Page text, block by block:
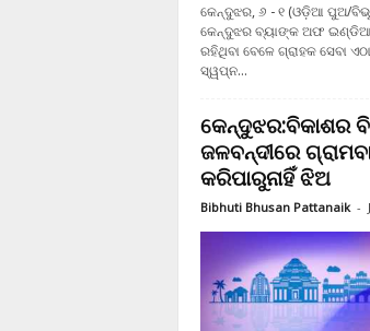
କେନ୍ଦୁଝର, ୬ - ୧ (ଓଡ଼ିଆ ପୁଅ/
କେନ୍ଦୁଝର ବ୍ୟାଙ୍କ ଅଫ
ରହିଥିବା ବେଳେ ଗ୍ରାହକ ସେବା
ସ୍ୱପ୍ନ...
କେନ୍ଦୁଝର:ବିକାଶର
ଜଳବନ୍ଦୀରେ
କରିପାରୁନାହିଁ ଝିଅ
Bibhuti Bhusan Pattanaik -